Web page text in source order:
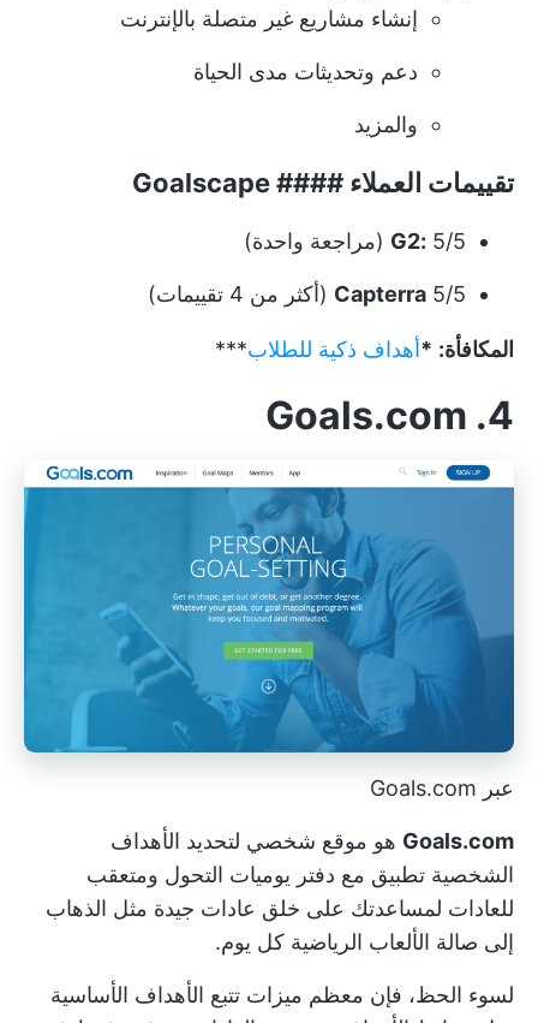
إنشاء مشاريع غير متصلة بالإنترنت
دعم وتحديثات مدى الحياة
والمزيد
تقييمات العملاء #### Goalscape
G2: 5/5 (مراجعة واحدة)
Capterra 5/5 (أكثر من 4 تقييمات)
المكافأة: *أهداف ذكية للطلاب***
4. Goals.com
عبر Goals.com
Goals.com هو موقع شخصي لتحديد الأهداف
الشخصية تطبيق مع دفتر يوميات التحول ومتعقب
للعادات لمساعدتك على خلق عادات جيدة مثل الذهاب
إلى صالة الألعاب الرياضية كل يوم.
لسوء الحظ، فإن معظم ميزات تتبع الأهداف الأساسية